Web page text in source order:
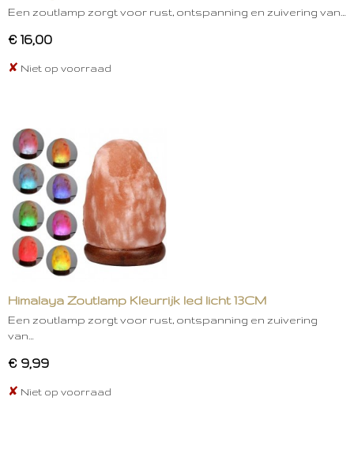
Een zoutlamp zorgt voor rust, ontspanning en zuivering van…
€ 16,00
✘ Niet op voorraad
Himalaya Zoutlamp Kleurrijk led licht 13CM
Een zoutlamp zorgt voor rust, ontspanning en zuivering
van…
€ 9,99
✘ Niet op voorraad